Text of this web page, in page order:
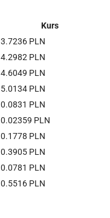
Kurs
3.7236 PLN
4.2982 PLN
4.6049 PLN
5.0134 PLN
0.0831 PLN
0.02359 PLN
0.1778 PLN
0.3905 PLN
0.0781 PLN
0.5516 PLN